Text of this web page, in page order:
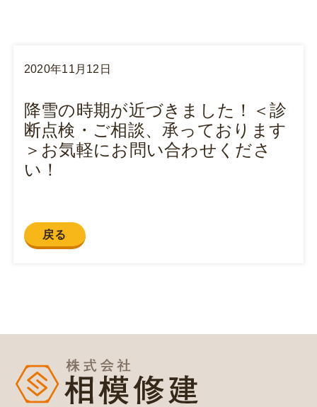
2020年11月12日
降雪の時期が近づきました！＜診
断点検・ご相談、承っております
＞お気軽にお問い合わせくださ
い！
戻る